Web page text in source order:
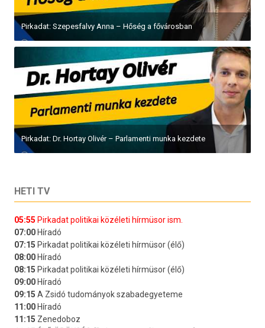
Pirkadat: Szepesfalvy Anna – Hőség a fővárosban
Pirkadat: Dr. Hortay Olivér – Parlamenti munka kezdete
HETI TV